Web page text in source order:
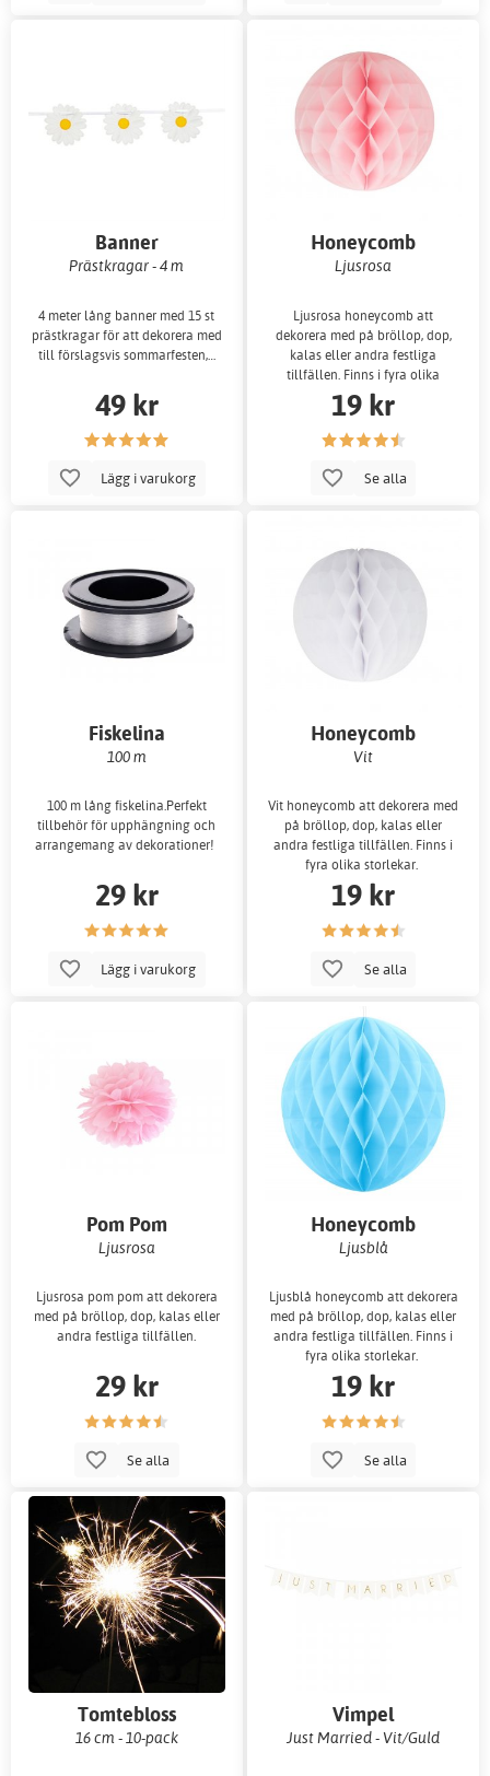
Banner
Prästkragar - 4 m
4 meter lång banner med 15 st
prästkragar för att dekorera med
till förslagsvis sommarfesten,…
49 kr
Lägg i varukorg
Honeycomb
Ljusrosa
Ljusrosa honeycomb att
dekorera med på bröllop, dop,
kalas eller andra festliga
tillfällen. Finns i fyra olika
storlekar.
19 kr
Se alla
Fiskelina
100 m
100 m lång fiskelina.Perfekt
tillbehör för upphängning och
arrangemang av dekorationer!
29 kr
Lägg i varukorg
Honeycomb
Vit
Vit honeycomb att dekorera med
på bröllop, dop, kalas eller
andra festliga tillfällen. Finns i
fyra olika storlekar.
19 kr
Se alla
Pom Pom
Ljusrosa
Ljusrosa pom pom att dekorera
med på bröllop, dop, kalas eller
andra festliga tillfällen.
29 kr
Se alla
Honeycomb
Ljusblå
Ljusblå honeycomb att dekorera
med på bröllop, dop, kalas eller
andra festliga tillfällen. Finns i
fyra olika storlekar.
19 kr
Se alla
Tomtebloss
16 cm - 10-pack
Vimpel
Just Married - Vit/Guld